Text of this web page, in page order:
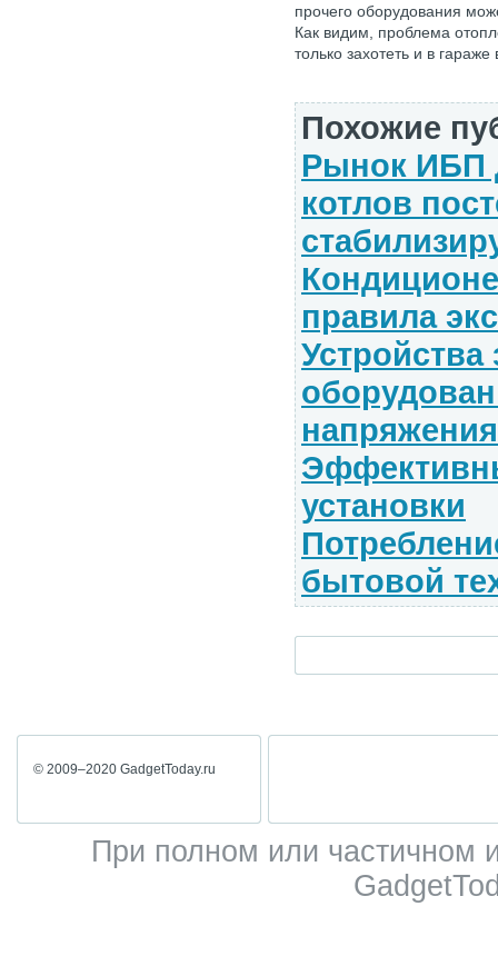
прочего оборудования
Как видим, проблема
только захотеть и в
Похожие
Рынок ИБП
котлов
правила
напряжения
установки
бытовой
© 2009–2020 GadgetToday.ru
При полном или частичном